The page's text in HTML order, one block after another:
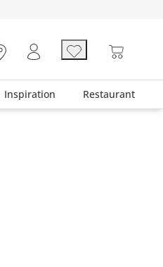
Inspiration Restaurant